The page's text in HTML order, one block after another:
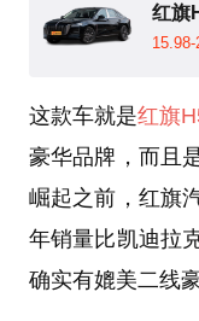
红旗
这款车就是红旗
豪华品牌，而且
崛起之前，红旗
年销量比凯迪拉
确实有媲美二线